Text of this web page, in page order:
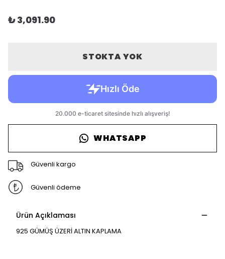
₺ 3,091.90
STOKTA YOK
WHATSAPP
Güvenli kargo
Güvenli ödeme
Ürün Açıklaması
925 GÜMÜŞ ÜZERİ ALTIN KAPLAMA